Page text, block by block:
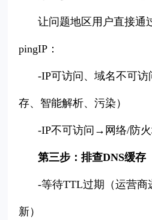
让问题地区用户直接通
pingIP：
-IP可访问、域名不可
存、智能解析、污染）
-IP不可访问→网络/防
第三步：排查DNS缓存
-等待TTL过期（运营商
新）